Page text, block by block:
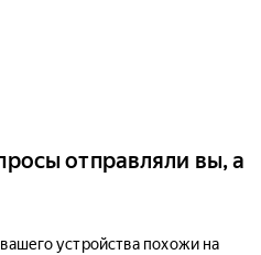
отправляли вы, а
устройства похожи на